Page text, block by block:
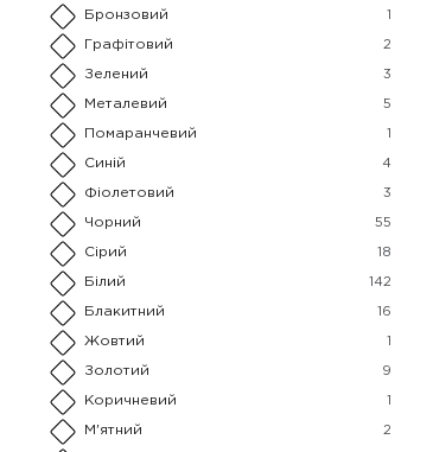
Бронзовий 1
Графітовий 2
Зелений 3
Металевий 5
Помаранчевий 1
Синій 4
Фіолетовий 3
Чорний 55
Сірий 18
Білий 142
Блакитний 16
Жовтий 1
Золотий 9
Коричневий 1
М'ятний 2